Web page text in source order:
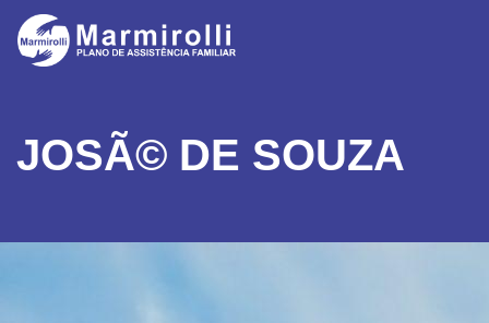
JOSÃ© DE SOUZA